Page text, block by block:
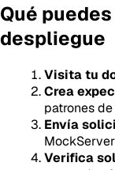
Qué
despliegue
Visita tu
Crea
patrones
Envía
MockServer
Verifica